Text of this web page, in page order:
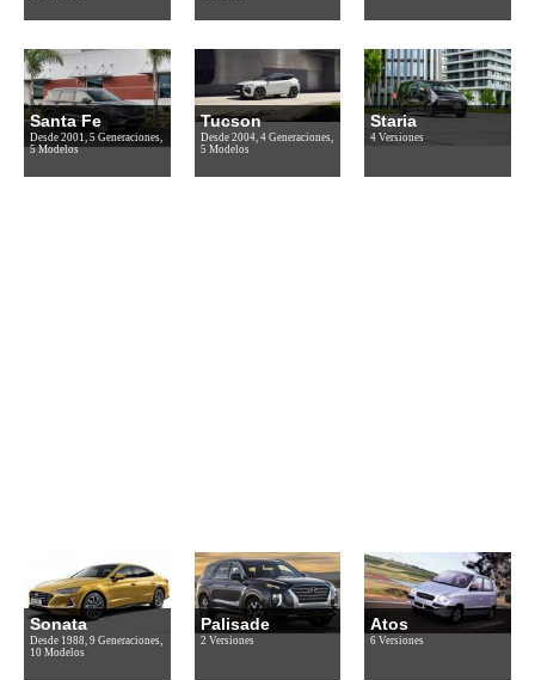
Santa Fe
Desde 2001, 5 Generaciones,
5 Modelos
Tucson
Desde 2004, 4 Generaciones,
5 Modelos
Staria
4 Versiones
Sonata
Desde 1988, 9 Generaciones,
10 Modelos
Palisade
2 Versiones
Atos
6 Versiones